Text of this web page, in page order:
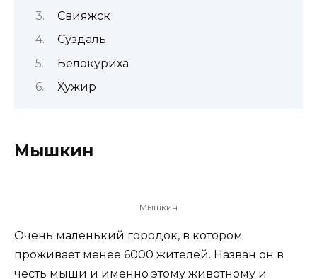
Свияжск
Суздаль
Белокуриха
Хужир
Мышкин
Мышкин
Очень маленький городок, в котором
проживает менее 6000 жителей. Назван он в
честь мыши и именно этому животному и